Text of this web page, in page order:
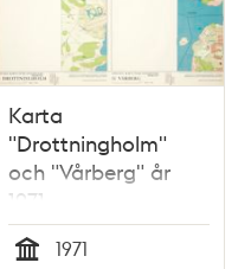
Karta
"Drottningholm"
och "Vårberg" år
1971
1971